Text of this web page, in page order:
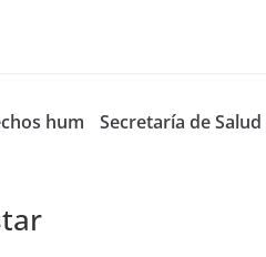
hum
Secretaría de